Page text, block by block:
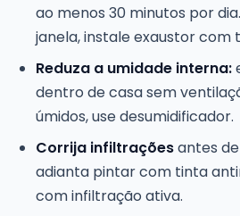
ao menos 30 minutos por
janela, instale exaustor com
Reduza a umidade interna:
dentro de casa sem
úmidos, use desumidificador.
Corrija infiltraçõesantes
adianta pintar com tinta
com infiltração ativa.